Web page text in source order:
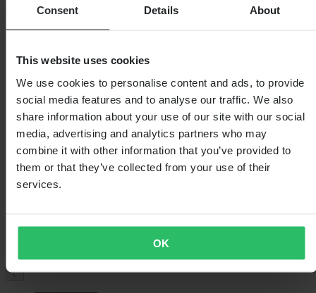
Consent Details About
This website uses cookies
We use cookies to personalise content and ads, to provide
social media features and to analyse our traffic. We also
share information about your use of our site with our social
media, advertising and analytics partners who may
combine it with other information that you’ve provided to
them or that they’ve collected from your use of their
services.
OK